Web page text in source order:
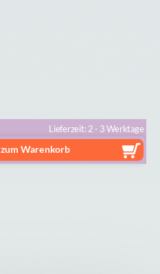
Lieferzeit: 2 - 3 Werktage
zum Warenkorb